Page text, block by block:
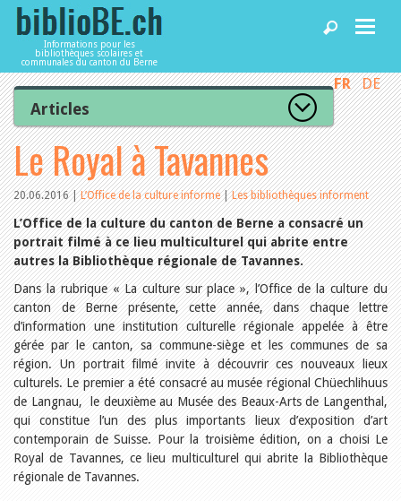
Informations pour les
bibliothèques scolaires et
communales du canton du Berne
Accueil
Articles
Bibliothèques
Agenda
Services
Utiliser biblioBE.ch
FR DE
Articles
Tous les articles
Articles recommandés
Les mieux notés
Catégories
L’Office de la culture informe
La Commission informe
Les bibliothèques informent
Organisation
Locaux et infrastructure
Collections
Utilisation
Finances
Personnel
Gestion de la qualité
Droit et politique
Relations publiques
Encouragement à la lecture
Du monde entier
Divers
A lire
Le Royal à Tavannes
20.06.2016|L’Office de la culture informe|Les bibliothèques informent
L’Office de la culture du canton de Berne a consacré un
portrait filmé à ce lieu multiculturel qui abrite entre
autres la Bibliothèque régionale de Tavannes.
Dans la rubrique « La culture sur place », l’Office de la culture du
canton de Berne présente, cette année, dans chaque lettre
d’information une institution culturelle régionale appelée à être
gérée par le canton, sa commune-siège et les communes de sa
région. Un portrait filmé invite à découvrir ces nouveaux lieux
culturels. Le premier a été consacré au musée régional Chüechlihuus
de Langnau, le deuxième au Musée des Beaux-Arts de Langenthal,
qui constitue l’un des plus importants lieux d’exposition d’art
contemporain de Suisse. Pour la troisième édition, on a choisi Le
Royal de Tavannes, ce lieu multiculturel qui abrite la Bibliothèque
régionale de Tavannes.